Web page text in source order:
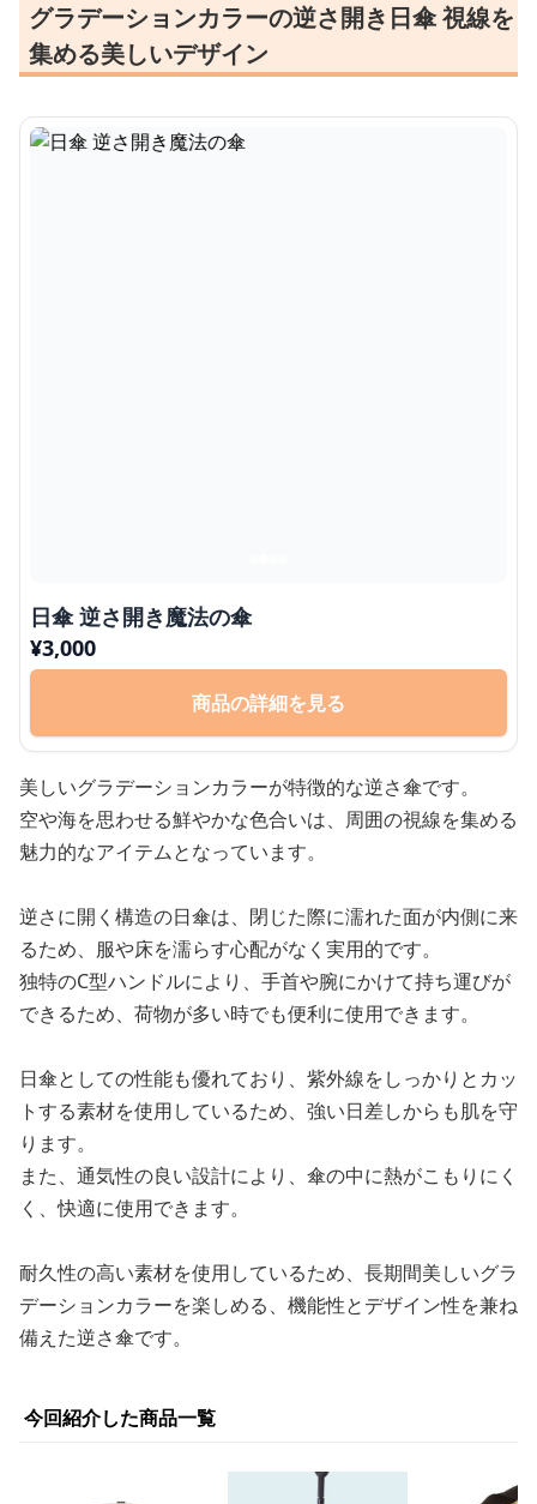
グラデーションカラーの逆さ開き日傘 視線を
集める美しいデザイン
日傘 逆さ開き魔法の傘
¥3,000
商品の詳細を見る
美しいグラデーションカラーが特徴的な逆さ傘です。
空や海を思わせる鮮やかな色合いは、周囲の視線を集める
魅力的なアイテムとなっています。
逆さに開く構造の日傘は、閉じた際に濡れた面が内側に来
るため、服や床を濡らす心配がなく実用的です。
独特のC型ハンドルにより、手首や腕にかけて持ち運びが
できるため、荷物が多い時でも便利に使用できます。
日傘としての性能も優れており、紫外線をしっかりとカッ
トする素材を使用しているため、強い日差しからも肌を守
ります。
また、通気性の良い設計により、傘の中に熱がこもりにく
く、快適に使用できます。
耐久性の高い素材を使用しているため、長期間美しいグラ
デーションカラーを楽しめる、機能性とデザイン性を兼ね
備えた逆さ傘です。
今回紹介した商品一覧